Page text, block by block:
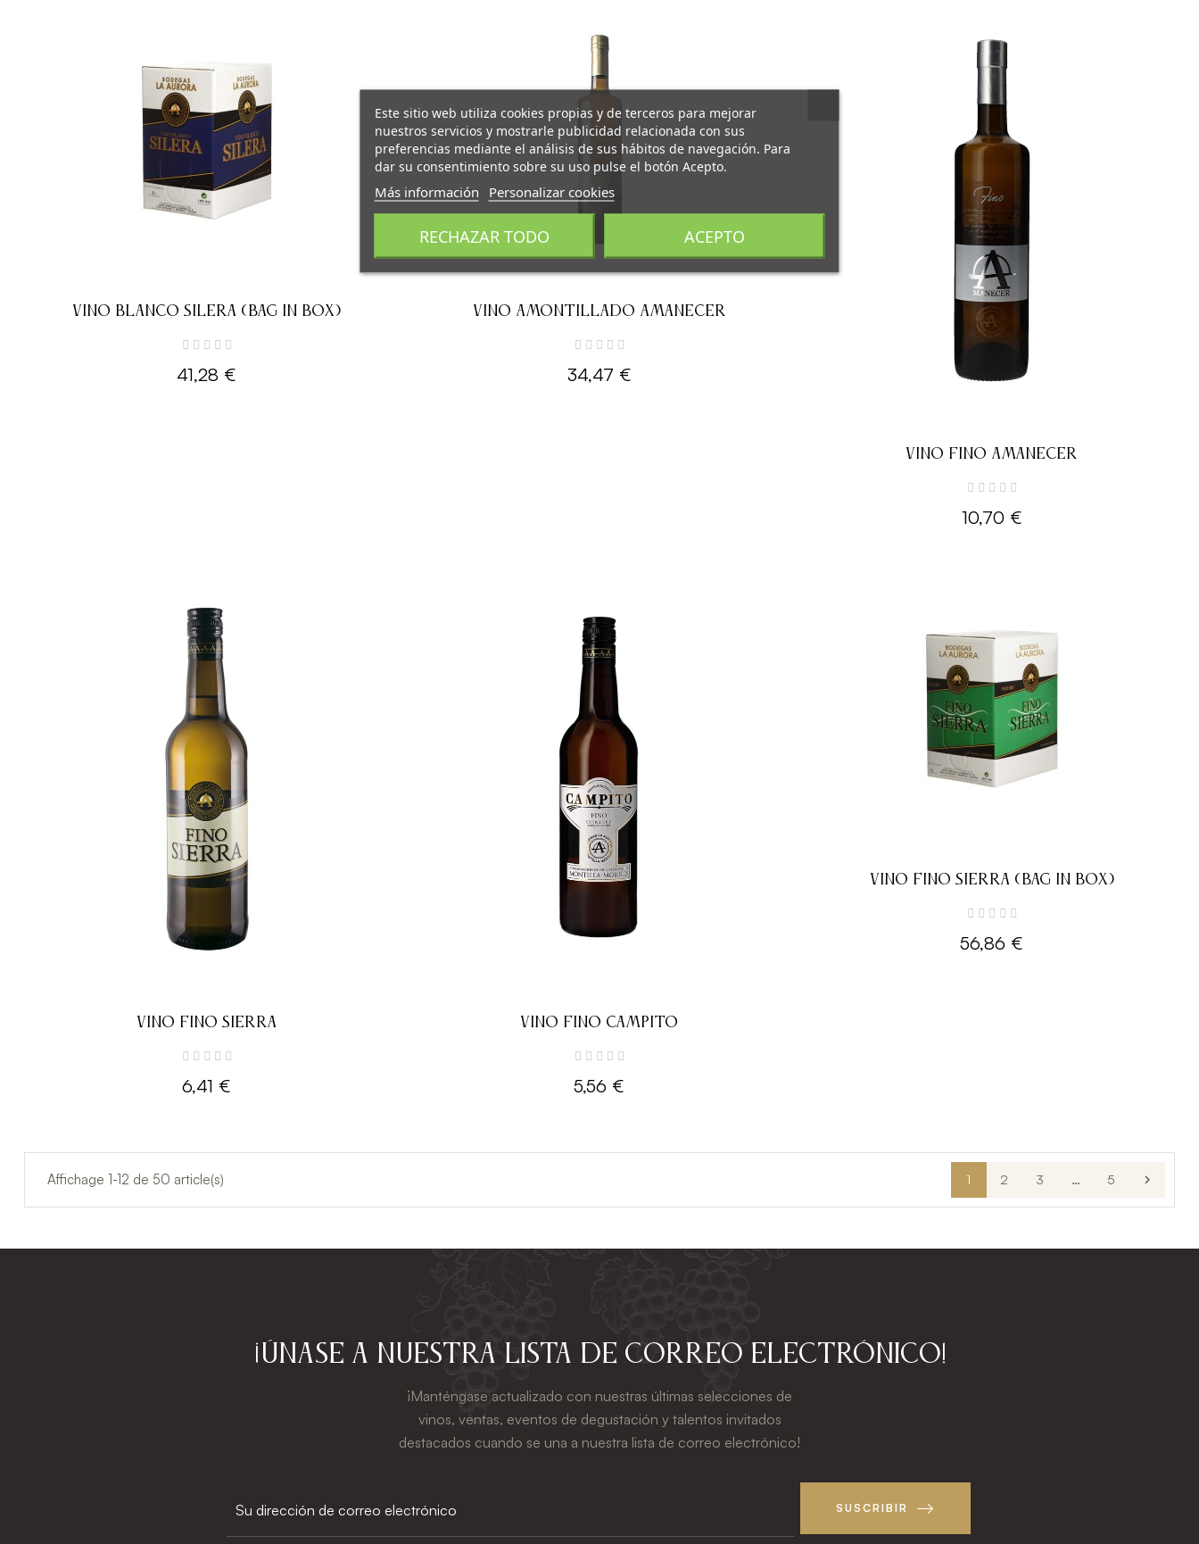
VINO BLANCO SILERA (BAG IN BOX)
41,28 €
VINO AMONTILLADO AMANECER
34,47 €
VINO FINO AMANECER
10,70 €
VINO FINO SIERRA
6,41 €
VINO FINO CAMPITO
5,56 €
VINO FINO SIERRA (BAG IN BOX)
56,86 €
Affichage 1-12 de 50 article(s) 1 2 3 … 5 
¡Únase a nuestra lista de correo electrónico!
¡Manténgase actualizado con nuestras últimas selecciones de
vinos, ventas, eventos de degustación y talentos invitados
destacados cuando se una a nuestra lista de correo electrónico!
SUSCRIBIR
Este sitio web utiliza cookies propias y de terceros para mejorar
nuestros servicios y mostrarle publicidad relacionada con sus
preferencias mediante el análisis de sus hábitos de navegación. Para
dar su consentimiento sobre su uso pulse el botón Acepto.
Más información Personalizar cookies
RECHAZAR TODO ACEPTO